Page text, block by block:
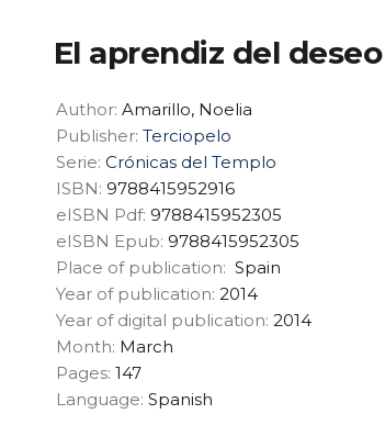
El aprendiz del deseo
Author: Amarillo, Noelia
Publisher: Terciopelo
Serie: Crónicas del Templo
ISBN: 9788415952916
eISBN Pdf: 9788415952305
eISBN Epub: 9788415952305
Place of publication: Spain
Year of publication: 2014
Year of digital publication: 2014
Month: March
Pages: 147
Language: Spanish